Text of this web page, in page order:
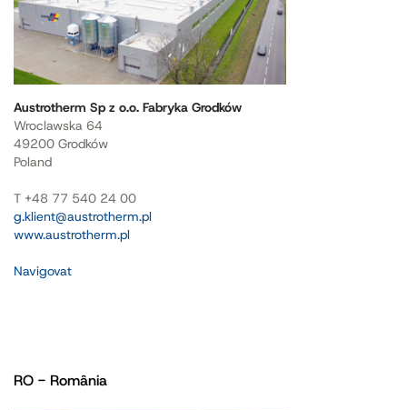
Austrotherm Sp z o.o. Fabryka Grodków
Wroclawska 64
49200 Grodków
Poland
T +48 77 540 24 00
g.klient@austrotherm.pl
www.austrotherm.pl
Navigovat
RO - România